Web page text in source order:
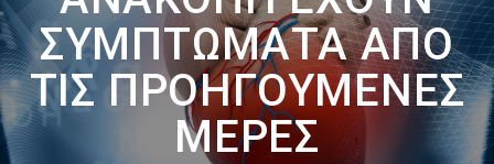
ΣΥΜΠΤΏΜΑΤΑ ΑΠΌ
ΤΙΣ ΠΡΟΗΓΟΎΜΕΝΕΣ
ΜΈΡΕΣ